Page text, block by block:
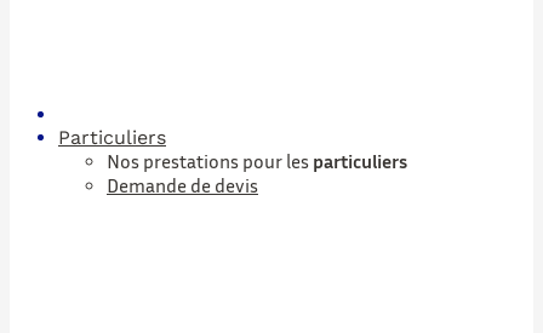
Particuliers
Nos prestations pour les particuliers
Demande de devis